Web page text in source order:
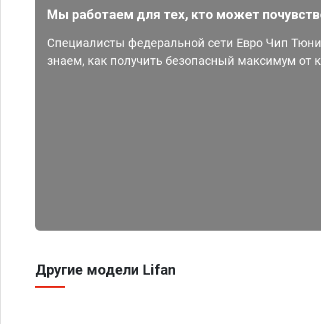
Мы работаем для тех, кто может
Специалисты федеральной сети Евро Чип
знаем, как получить безопасный максимум
Другие модели Lifan